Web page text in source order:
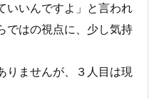
いいんですよ」と言われ
ではの視点に、少し気持
りませんが、３人目は現